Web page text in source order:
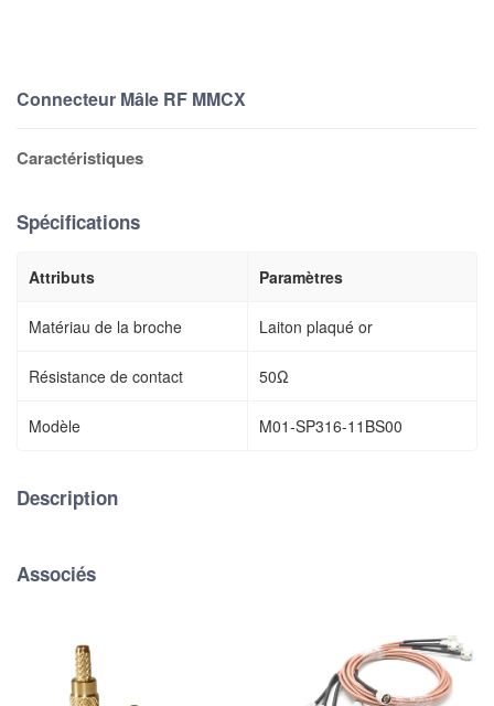
Connecteur Mâle RF MMCX
Caractéristiques
Spécifications
Attributs Paramètres
Matériau de la broche Laiton plaqué or
Résistance de contact 50Ω
Modèle M01-SP316-11BS00
Description
Associés